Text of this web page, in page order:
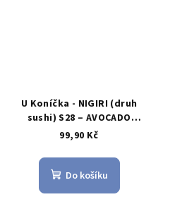
U Koníčka - NIGIRI (druh
sushi) S28 – AVOCADO
(avokádo 2 ks)
99,90 Kč
Do košíku